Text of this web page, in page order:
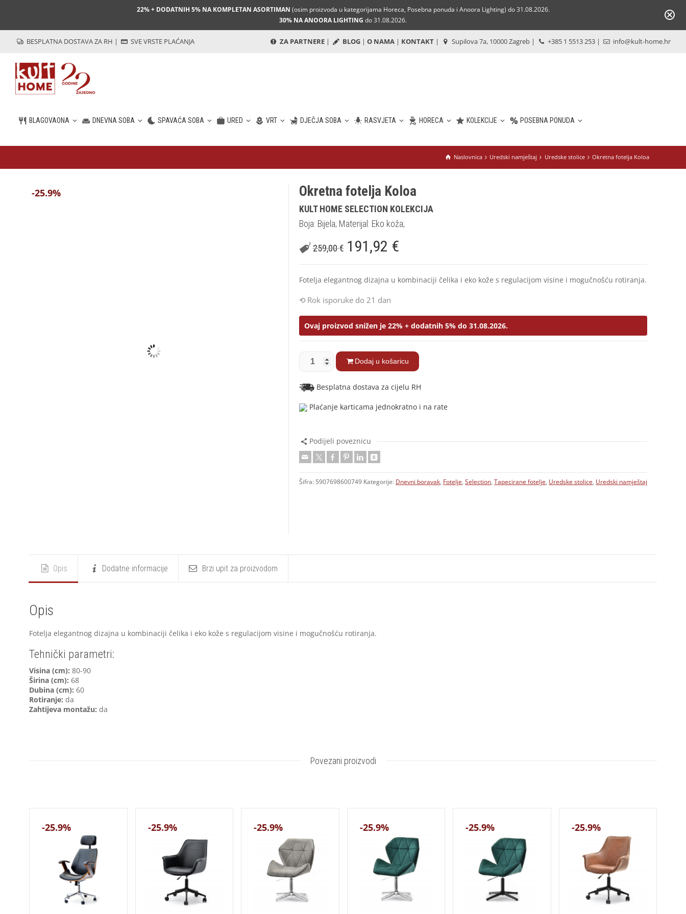
22% + DODATNIH 5% NA KOMPLETAN ASORTIMAN (osim proizvoda u kategorijama Horeca, Posebna ponuda i Anoora Lighting) do 31.08.2026.
30% NA ANOORA LIGHTING do 31.08.2026.
BESPLATNA DOSTAVA ZA RH | SVE VRSTE PLAĆANJA ZA PARTNERE | BLOG | O NAMA | KONTAKT | Supilova 7a, 10000 Zagreb | +385 1 5513 253 | info@kult-home.hr
BLAGOVAONA DNEVNA SOBA SPAVAĆA SOBA URED VRT DJEČJA SOBA RASVJETA HORECA KOLEKCIJE POSEBNA PONUDA
HR
Naslovnica Uredski namještaj Uredske stolice Okretna fotelja Koloa
-25.9% Okretna fotelja Koloa
KULT HOME SELECTION KOLEKCIJA
Boja: Bijela; Materijal: Eko koža;
259,00€ 191,92 €
Fotelja elegantnog dizajna u kombinaciji čelika i eko kože s regulacijom visine i mogučnošću rotiranja.
Rok isporuke do 21 dan
Ovaj proizvod snižen je 22% + dodatnih 5% do 31.08.2026.
Dodaj u košaricu
Besplatna dostava za cijelu RH
Plaćanje karticama jednokratno i na rate
Podijeli poveznicu
Šifra: 5907698600749 Kategorije: Dnevni boravak, Fotelje,Selection,Tapecirane fotelje, Uredske stolice, Uredski namještaj
Opis Dodatne informacije Brzi upit za proizvodom
Opis
Fotelja elegantnog dizajna u kombinaciji čelika i eko kože s regulacijom visine i mogučnošću rotiranja.
Tehnički parametri:
Visina (cm): 80-90
Širina (cm): 68
Dubina (cm): 60
Rotiranje: da
Zahtijeva montažu: da
Povezani proizvodi
-25.9% -25.9% -25.9% -25.9% -25.9% -25.9%